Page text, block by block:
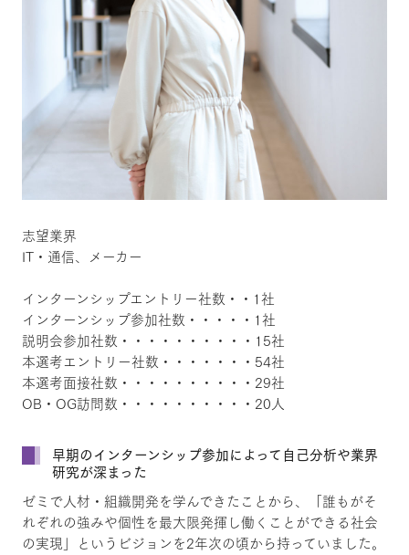
志望業界
IT・通信、メーカー
インターンシップエントリー社数・・1社
インターンシップ参加社数・・・・・1社
説明会参加社数・・・・・・・・・・15社
本選考エントリー社数・・・・・・・54社
本選考面接社数・・・・・・・・・・29社
OB・OG訪問数・・・・・・・・・・20人
早期のインターンシップ参加によって自己分析や業界
研究が深まった
ゼミで人材・組織開発を学んできたことから、「誰もがそ
れぞれの強みや個性を最大限発揮し働くことができる社会
の実現」というビジョンを2年次の頃から持っていました。